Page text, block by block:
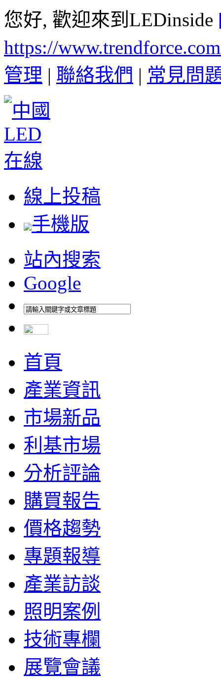
您好, 歡迎來到LEDinside
https://
管理 | 聯絡我們 | 常見問
線上投稿
手機版
站內搜索
Google
首頁
產業資訊
市場新品
利基市場
分析評論
購買報告
價格趨勢
專題報導
產業訪談
照明案例
技術專欄
展覽會議